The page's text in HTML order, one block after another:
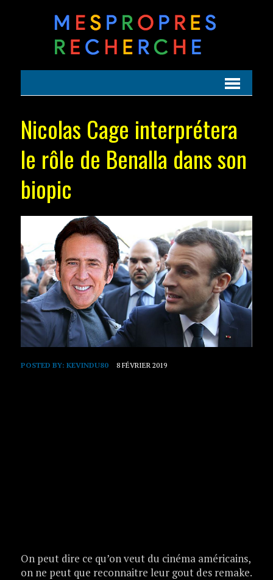
Nicolas Cage interprétera
le rôle de Benalla dans son
biopic
POSTED BY: KEVINDU80 8 FÉVRIER 2019
On peut dire ce qu’on veut du cinéma américains,
on ne peut que reconnaitre leur gout des remake.